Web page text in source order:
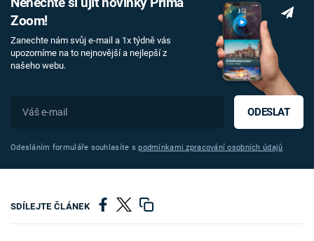
Zoom!
Zanechte nám svůj e-mail a 1x týdně vás
upozorníme na to nejnovější a nejlepší z
našeho webu.
ODESLAT
Odesláním formuláře souhlasíte spodmínkami zpracování osobních údajů
SDÍLEJTE ČLÁNEK